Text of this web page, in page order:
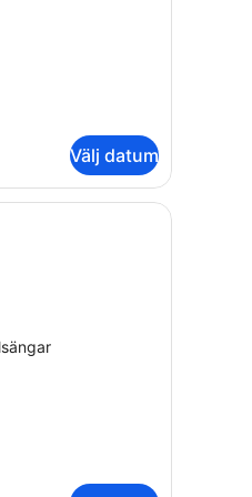
Välj datum
vas med blommor och en stol.
med en stor säng, ett